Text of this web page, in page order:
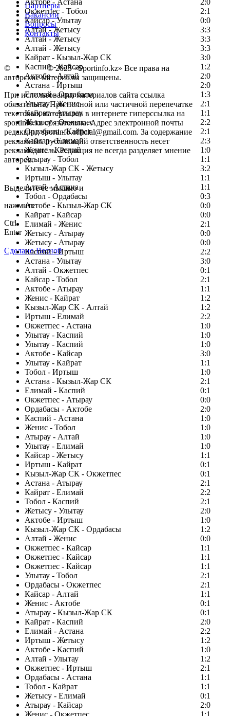
Актобе - Астана
2:0
Окжетпес - Тобол
2:1
Кайсар - Улытау
0:0
Алтай - Жетысу
3:3
Алтай - Жетысу
3:3
Алтай - Жетысу
3:3
Кайрат - Кызыл-Жар СК
3:0
Каспий - Кайсар
1:2
Актобе - Алтай
2:0
Астана - Иртыш
2:0
Елимай - Ордабасы
1:3
Улытау - Женис
2:1
Кайрат - Атырау
1:1
Жетысу - Окжетпес
2:2
Ордабасы - Кайрат
2:1
Кайсар - Елимай
2:3
Женис - Каспий
1:0
Атырау - Тобол
1:1
Кызыл-Жар СК - Жетысу
3:2
Иртыш - Улытау
1:1
Алтай - Астана
1:1
Тобол - Ордабасы
0:3
Актобе - Кызыл-Жар СК
0:0
Кайрат - Кайсар
0:0
Елимай - Женис
2:1
Жетысу - Атырау
0:0
Жетысу - Атырау
0:0
Каспий - Иртыш
2:2
Астана - Улытау
3:0
Алтай - Окжетпес
0:1
Кайсар - Тобол
2:1
Актобе - Атырау
1:1
Женис - Кайрат
1:2
Кызыл-Жар СК - Алтай
1:2
Иртыш - Елимай
2:2
Окжетпес - Астана
1:0
Улытау - Каспий
1:0
Улытау - Каспий
1:0
Актобе - Кайсар
3:0
Улытау - Кайрат
1:1
Тобол - Иртыш
1:0
Астана - Кызыл-Жар СК
2:1
Елимай - Каспий
0:1
Окжетпес - Атырау
0:0
Ордабасы - Актобе
2:0
Каспий - Астана
1:0
Женис - Тобол
1:0
Атырау - Алтай
1:0
Улытау - Елимай
1:0
Кайсар - Жетысу
1:1
Иртыш - Кайрат
0:1
Кызыл-Жар СК - Окжетпес
0:1
Астана - Атырау
2:1
Кайрат - Елимай
2:2
Тобол - Каспий
2:1
Жетысу - Улытау
2:0
Актобе - Иртыш
1:0
Кызыл-Жар СК - Ордабасы
1:2
Алтай - Женис
0:0
Окжетпес - Кайсар
1:1
Окжетпес - Кайсар
1:1
Окжетпес - Кайсар
1:1
Улытау - Тобол
2:1
Ордабасы - Окжетпес
2:1
Кайсар - Алтай
1:1
Женис - Актобе
0:1
Атырау - Кызыл-Жар СК
0:1
Кайрат - Каспий
2:0
Елимай - Астана
2:2
Иртыш - Жетысу
1:2
Актобе - Каспий
1:0
Алтай - Улытау
1:2
Окжетпес - Иртыш
2:1
Ордабасы - Астана
1:1
Тобол - Кайрат
1:1
Жетысу - Елимай
0:1
Атырау - Кайсар
2:0
Партнеры
Вакансии
Вопросы
Контакты
© Copyright© 2025 «Sportinfo.kz» Все права на
авторские материалы защищены.
При использовании материалов сайта ссылка
обязательна. При полной или частичной перепечатке
текстовых материалов в интернете гиперссылка на
sportinfo.kz обязательна. Адрес электронной почты
редакции: sportinfo.official@gmail.com. За содержание
рекламных публикаций ответственность несет
рекламодатель. Редакция не всегда разделяет мнение
авторов.
Заметили ошибку в тексте?
Выделите ее мышью и
нажмите
Ctrl
Enter
Сделано Весной